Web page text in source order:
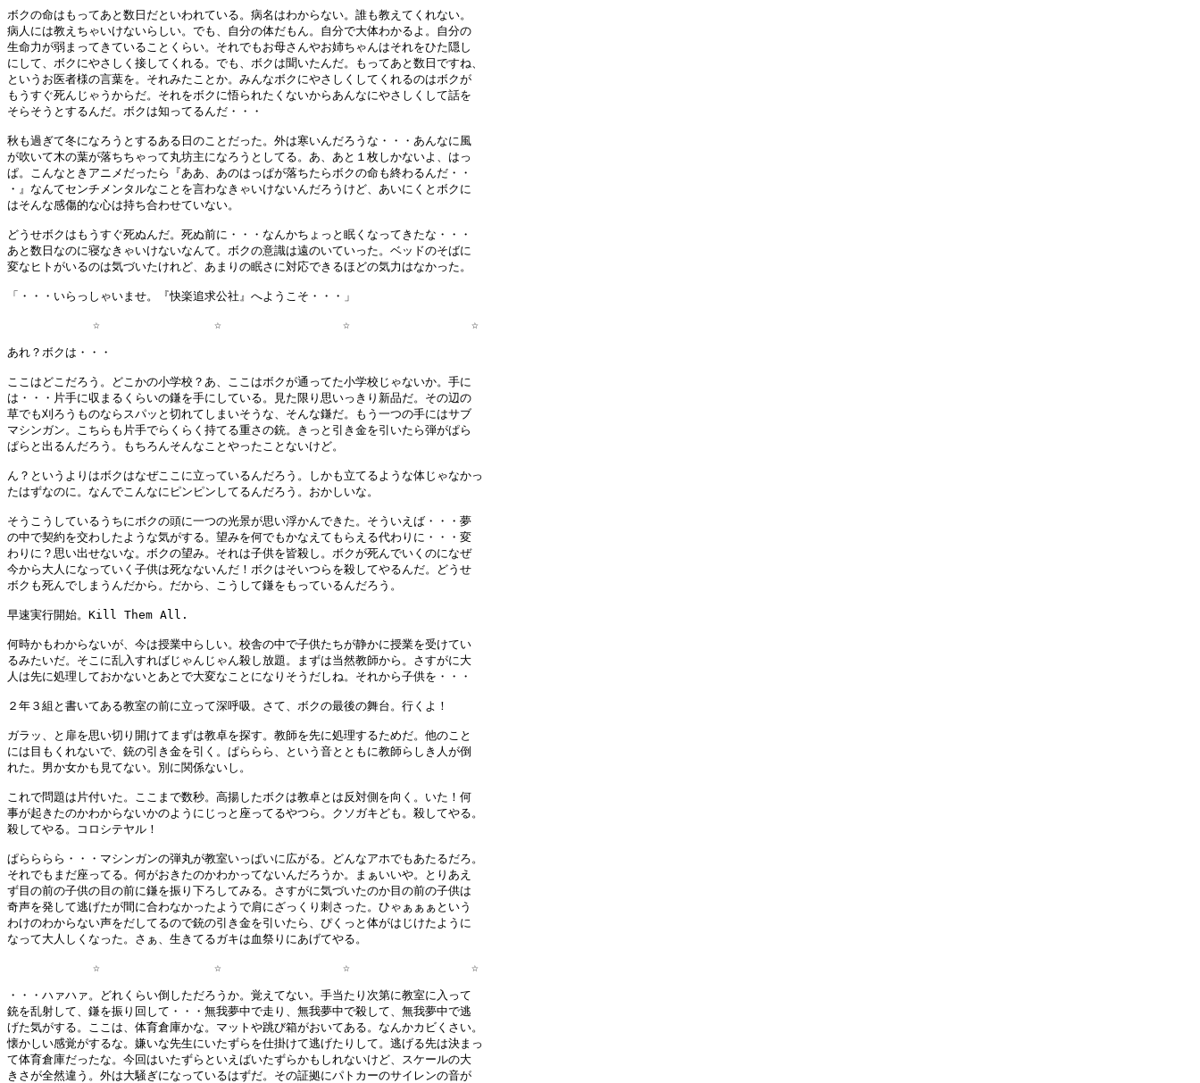
ボクの命はもってあと数日だといわれている。病名はわからない。誰も教えてくれない。
病人には教えちゃいけないらしい。でも、自分の体だもん。自分で大体わかるよ。自分の
生命力が弱まってきていることくらい。それでもお母さんやお姉ちゃんはそれをひた隠し
にして、ボクにやさしく接してくれる。でも、ボクは聞いたんだ。もってあと数日ですね、
というお医者様の言葉を。それみたことか。みんなボクにやさしくしてくれるのはボクが
もうすぐ死んじゃうからだ。それをボクに悟られたくないからあんなにやさしくして話を
そらそうとするんだ。ボクは知ってるんだ・・・
秋も過ぎて冬になろうとするある日のことだった。外は寒いんだろうな・・・あんなに風
が吹いて木の葉が落ちちゃって丸坊主になろうとしてる。あ、あと１枚しかないよ、はっ
ぱ。こんなときアニメだったら『ああ、あのはっぱが落ちたらボクの命も終わるんだ・・
・』なんてセンチメンタルなことを言わなきゃいけないんだろうけど、あいにくとボクに
はそんな感傷的な心は持ち合わせていない。
どうせボクはもうすぐ死ぬんだ。死ぬ前に・・・なんかちょっと眠くなってきたな・・・
あと数日なのに寝なきゃいけないなんて。ボクの意識は遠のいていった。ベッドのそばに
変なヒトがいるのは気づいたけれど、あまりの眠さに対応できるほどの気力はなかった。
「・・・いらっしゃいませ。『快楽追求公社』へようこそ・・・」
            ☆                ☆                 ☆                 ☆
あれ？ボクは・・・
ここはどこだろう。どこかの小学校？あ、ここはボクが通ってた小学校じゃないか。手に
は・・・片手に収まるくらいの鎌を手にしている。見た限り思いっきり新品だ。その辺の
草でも刈ろうものならスパッと切れてしまいそうな、そんな鎌だ。もう一つの手にはサブ
マシンガン。こちらも片手でらくらく持てる重さの銃。きっと引き金を引いたら弾がぱら
ぱらと出るんだろう。もちろんそんなことやったことないけど。
ん？というよりはボクはなぜここに立っているんだろう。しかも立てるような体じゃなかっ
たはずなのに。なんでこんなにピンピンしてるんだろう。おかしいな。
そうこうしているうちにボクの頭に一つの光景が思い浮かんできた。そういえば・・・夢
の中で契約を交わしたような気がする。望みを何でもかなえてもらえる代わりに・・・変
わりに？思い出せないな。ボクの望み。それは子供を皆殺し。ボクが死んでいくのになぜ
今から大人になっていく子供は死なないんだ！ボクはそいつらを殺してやるんだ。どうせ
ボクも死んでしまうんだから。だから、こうして鎌をもっているんだろう。
早速実行開始。Kill Them All.
何時かもわからないが、今は授業中らしい。校舎の中で子供たちが静かに授業を受けてい
るみたいだ。そこに乱入すればじゃんじゃん殺し放題。まずは当然教師から。さすがに大
人は先に処理しておかないとあとで大変なことになりそうだしね。それから子供を・・・
２年３組と書いてある教室の前に立って深呼吸。さて、ボクの最後の舞台。行くよ！
ガラッ、と扉を思い切り開けてまずは教卓を探す。教師を先に処理するためだ。他のこと
には目もくれないで、銃の引き金を引く。ぱららら、という音とともに教師らしき人が倒
れた。男か女かも見てない。別に関係ないし。
これで問題は片付いた。ここまで数秒。高揚したボクは教卓とは反対側を向く。いた！何
事が起きたのかわからないかのようにじっと座ってるやつら。クソガキども。殺してやる。
殺してやる。コロシテヤル！
ぱらららら・・・マシンガンの弾丸が教室いっぱいに広がる。どんなアホでもあたるだろ。
それでもまだ座ってる。何がおきたのかわかってないんだろうか。まぁいいや。とりあえ
ず目の前の子供の目の前に鎌を振り下ろしてみる。さすがに気づいたのか目の前の子供は
奇声を発して逃げたが間に合わなかったようで肩にざっくり刺さった。ひゃぁぁぁという
わけのわからない声をだしてるので銃の引き金を引いたら、ぴくっと体がはじけたように
なって大人しくなった。さぁ、生きてるガキは血祭りにあげてやる。
            ☆                ☆                 ☆                 ☆
・・・ハァハァ。どれくらい倒しただろうか。覚えてない。手当たり次第に教室に入って
銃を乱射して、鎌を振り回して・・・無我夢中で走り、無我夢中で殺して、無我夢中で逃
げた気がする。ここは、体育倉庫かな。マットや跳び箱がおいてある。なんかカビくさい。
懐かしい感覚がするな。嫌いな先生にいたずらを仕掛けて逃げたりして。逃げる先は決まっ
て体育倉庫だったな。今回はいたずらといえばいたずらかもしれないけど、スケールの大
きさが全然違う。外は大騒ぎになっているはずだ。その証拠にパトカーのサイレンの音が